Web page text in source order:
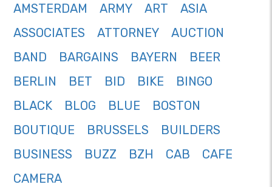
AMSTERDAM
ARMY ART
ASIA
ASSOCIATES
ATTORNEY
AUCTION
BAND
BARGAINS BAYERN
BEER
BERLIN
BET BID BIKE
BINGO
BLACK
BLOG BLUE
BOSTON
BOUTIQUE
BRUSSELS
BUILDERS
BUSINESS
BUZZ BZH CAB
CAFE
CAMERA